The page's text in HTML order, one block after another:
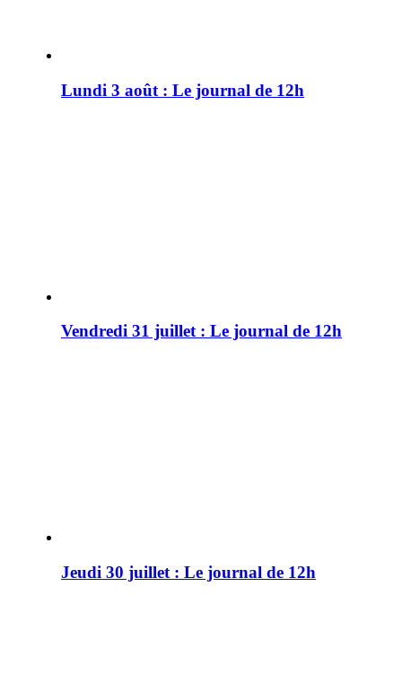
Lundi 3 août : Le journal de 12h
Vendredi 31 juillet : Le journal de 12h
Jeudi 30 juillet : Le journal de 12h